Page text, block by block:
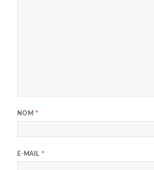
NOM *
E-MAIL *